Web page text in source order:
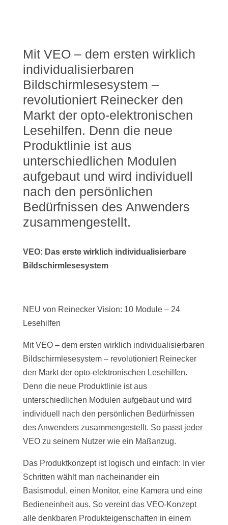
Mit VEO – dem ersten wirklich
individualisierbaren
Bildschirmlesesystem –
revolutioniert Reinecker den
Markt der opto-elektronischen
Lesehilfen. Denn die neue
Produktlinie ist aus
unterschiedlichen Modulen
aufgebaut und wird individuell
nach den persönlichen
Bedürfnissen des Anwenders
zusammengestellt.
VEO: Das erste wirklich individualisierbare
Bildschirmlesesystem
NEU von Reinecker Vision: 10 Module – 24
Lesehilfen
Mit VEO – dem ersten wirklich individualisierbaren
Bildschirmlesesystem – revolutioniert Reinecker
den Markt der opto-elektronischen Lesehilfen.
Denn die neue Produktlinie ist aus
unterschiedlichen Modulen aufgebaut und wird
individuell nach den persönlichen Bedürfnissen
des Anwenders zusammengestellt. So passt jeder
VEO zu seinem Nutzer wie ein Maßanzug.
Das Produktkonzept ist logisch und einfach: In vier
Schritten wählt man nacheinander ein
Basismodul, einen Monitor, eine Kamera und eine
Bedieneinheit aus. So vereint das VEO-Konzept
alle denkbaren Produkteigenschaften in einem